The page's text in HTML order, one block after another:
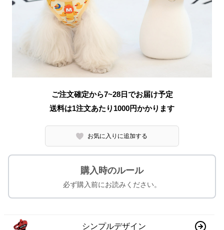
ご注文確定から7~28日でお届け予定
送料は1注文あたり 1000円かかります
お気に入りに追加する
購入時のルール
必ず購入前にお読みください。
シンプルデザイン